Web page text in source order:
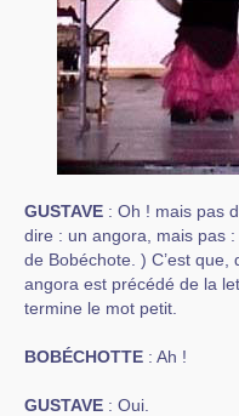
GUSTAVE : Oh ! mais pas
dire : un angora, mais pas
de Bobéchote. ) C’est que,
angora est précédé de la
termine le mot petit.
BOBÉCHOTTE : Ah !
GUSTAVE : Oui.